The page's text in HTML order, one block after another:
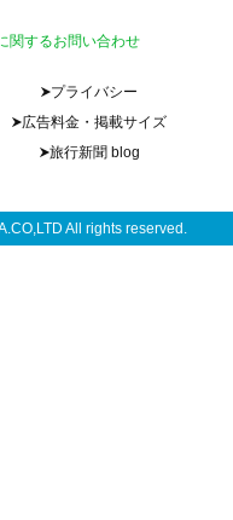
関するお問い合わせ
プライバシー
広告料金・掲載サイズ
旅行新聞 blog
All rights reserved.